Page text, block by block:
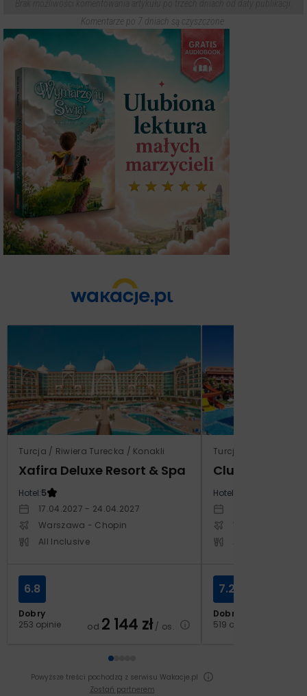
Komentarze po 7 dniach są czyszczone.
Turcja / Riwiera Turecka / Konakli
Xafira Deluxe Resort & Spa
Hotel:5
17.04.2027 - 24.04.2027
Warszawa - Chopin
All Inclusive
Dobry
253 opinie
6.8
od 2 144 zł/ os.
Turcja / Riwiera
Club Side
Hotel:
Warszawa -
Dobry
519 opinii
7.2
Powyższe treści pochodzą z serwisu Wakacje.pl
Zostań partnerem